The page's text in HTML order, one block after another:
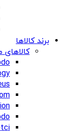
برند کالاها
کالاهای